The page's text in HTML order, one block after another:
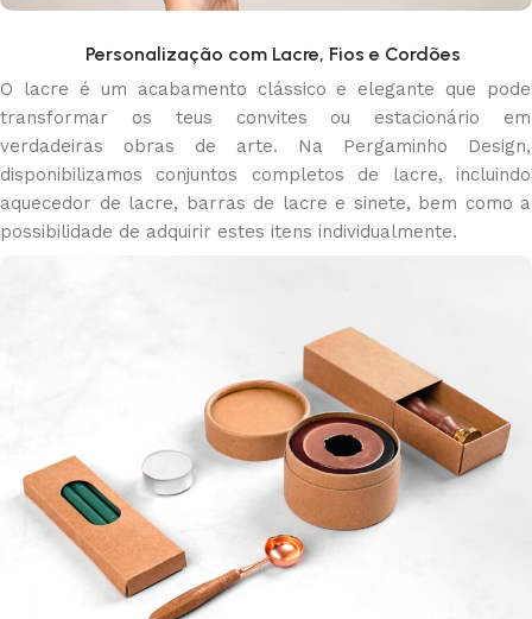
Personalização com Lacre, Fios e Cordões
O lacre é um acabamento clássico e elegante que pode
transformar os teus convites ou estacionário em
verdadeiras obras de arte. Na Pergaminho Design,
disponibilizamos conjuntos completos de lacre, incluindo
aquecedor de lacre, barras de lacre e sinete, bem como a
possibilidade de adquirir estes itens individualmente.